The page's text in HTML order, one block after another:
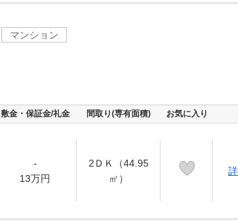
マンション
敷金・保証金/礼金 間取り(専有面積) お気に入り
-
13万円
2ＤＫ（44.95
㎡）